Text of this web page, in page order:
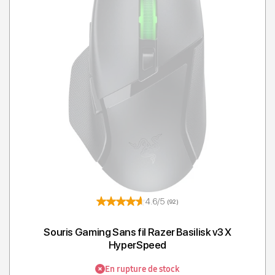
4.6/5 (92)
Souris Gaming Sans fil Razer Basilisk v3 X
HyperSpeed
En rupture de stock